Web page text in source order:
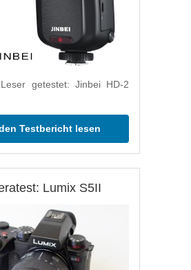
getestet: Jinbei HD-2
Testbericht lesen
Lumix S5II